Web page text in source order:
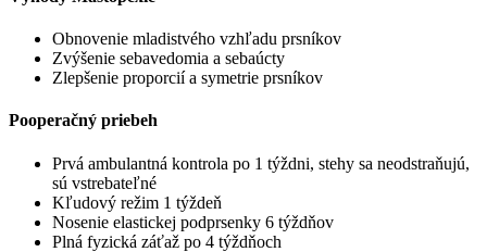
Obnovenie mladistvého vzhľadu prsníkov
Zvýšenie sebavedomia a sebaúcty
Zlepšenie proporcií a symetrie prsníkov
Pooperačný priebeh
Prvá ambulantná kontrola po 1 týždni, stehy sa neodstraňujú,
sú vstrebateľné
Kľudový režim 1 týždeň
Nosenie elastickej podprsenky 6 týždňov
Plná fyzická záťaž po 4 týždňoch